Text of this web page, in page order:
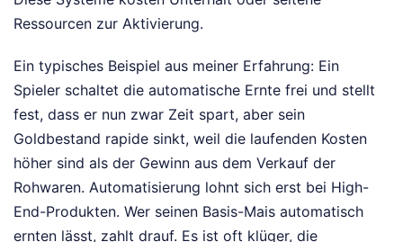
Ressourcen zur Aktivierung.
Ein typisches Beispiel aus meiner Erfahrung: Ein
Spieler schaltet die automatische Ernte frei und stellt
fest, dass er nun zwar Zeit spart, aber sein
Goldbestand rapide sinkt, weil die laufenden Kosten
höher sind als der Gewinn aus dem Verkauf der
Rohwaren. Automatisierung lohnt sich erst bei High-
End-Produkten. Wer seinen Basis-Mais automatisch
ernten lässt, zahlt drauf. Es ist oft klüger, die